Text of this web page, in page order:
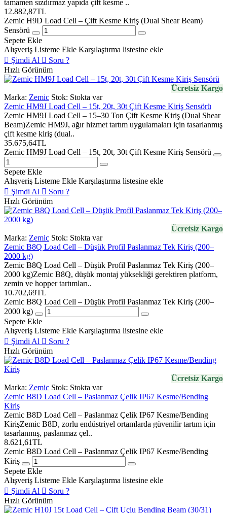
tamamen sızdırmaz yapıda çift kesme ..
12.882,87TL
Zemic H9D Load Cell – Çift Kesme Kiriş (Dual Shear Beam)
Sensörü
Sepete Ekle
Alışveriş Listeme Ekle Karşılaştırma listesine ekle
Şimdi Al
Soru ?
Hızlı Görünüm
Ücretsiz Kargo
Marka: Zemic Stok: Stokta var
Zemic HM9J Load Cell – 15t, 20t, 30t Çift Kesme Kiriş Sensörü
Zemic HM9J Load Cell – 15–30 Ton Çift Kesme Kiriş (Dual Shear
Beam)Zemic HM9J, ağır hizmet tartım uygulamaları için tasarlanmış
çift kesme kiriş (dual..
35.675,64TL
Zemic HM9J Load Cell – 15t, 20t, 30t Çift Kesme Kiriş Sensörü
Sepete Ekle
Alışveriş Listeme Ekle Karşılaştırma listesine ekle
Şimdi Al
Soru ?
Hızlı Görünüm
Ücretsiz Kargo
Marka: Zemic Stok: Stokta var
Zemic B8Q Load Cell – Düşük Profil Paslanmaz Tek Kiriş (200–
2000 kg)
Zemic B8Q Load Cell – Düşük Profil Paslanmaz Tek Kiriş (200–
2000 kg)Zemic B8Q, düşük montaj yüksekliği gerektiren platform,
zemin ve hopper tartımları..
10.702,69TL
Zemic B8Q Load Cell – Düşük Profil Paslanmaz Tek Kiriş (200–
2000 kg)
Sepete Ekle
Alışveriş Listeme Ekle Karşılaştırma listesine ekle
Şimdi Al
Soru ?
Hızlı Görünüm
Ücretsiz Kargo
Marka: Zemic Stok: Stokta var
Zemic B8D Load Cell – Paslanmaz Çelik IP67 Kesme/Bending
Kiriş
Zemic B8D Load Cell – Paslanmaz Çelik IP67 Kesme/Bending
KirişZemic B8D, zorlu endüstriyel ortamlarda güvenilir tartım için
tasarlanmış, paslanmaz çel..
8.621,61TL
Zemic B8D Load Cell – Paslanmaz Çelik IP67 Kesme/Bending
Kiriş
Sepete Ekle
Alışveriş Listeme Ekle Karşılaştırma listesine ekle
Şimdi Al
Soru ?
Hızlı Görünüm